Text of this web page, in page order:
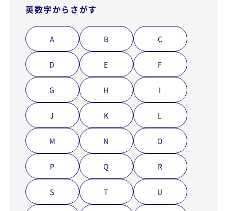
英数字からさがす
A B C
D E F
G H I
J K L
M N O
P Q R
S T U